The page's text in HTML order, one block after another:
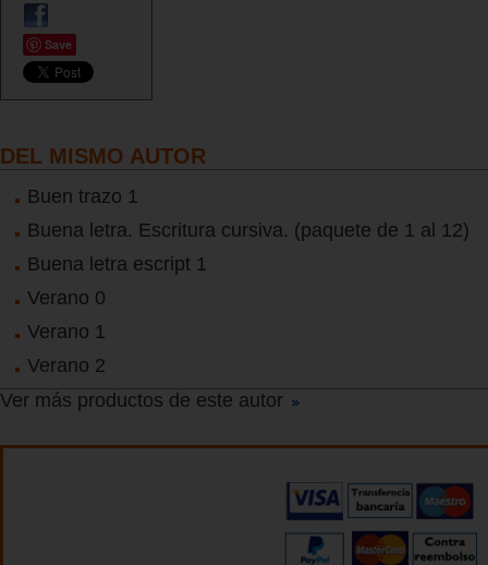
Save
DEL MISMO AUTOR
Buen trazo 1
Buena letra. Escritura cursiva. (paquete de 1 al 12)
Buena letra escript 1
Verano 0
Verano 1
Verano 2
Ver más productos de este autor